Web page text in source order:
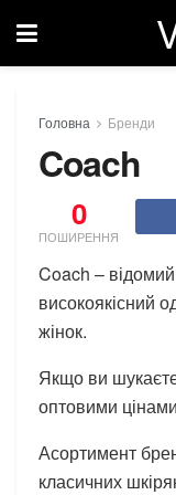
Головна Бренди
Coach
0
ПОШИРЕННЯ
Coach –
високоякісний
жінок.
Якщо ви
оптовими
Асортимент
класичних